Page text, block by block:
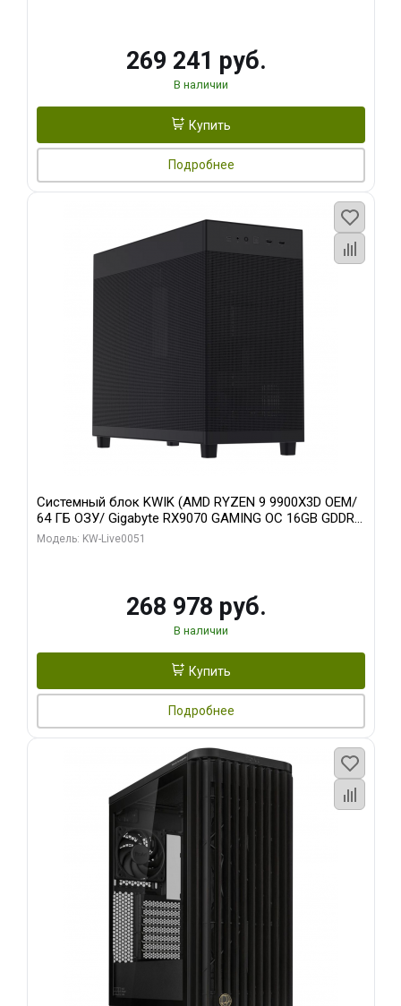
269 241 руб.
В наличии
Купить
Подробнее
Системный блок KWIK (AMD RYZEN 9 9900X3D OEM/
64 ГБ ОЗУ/ Gigabyte RX9070 GAMING OC 16GB GDDR6
256bit 2xDP 2xH/ 960 ГБ SSD)
Модель: KW-Live0051
268 978 руб.
В наличии
Купить
Подробнее